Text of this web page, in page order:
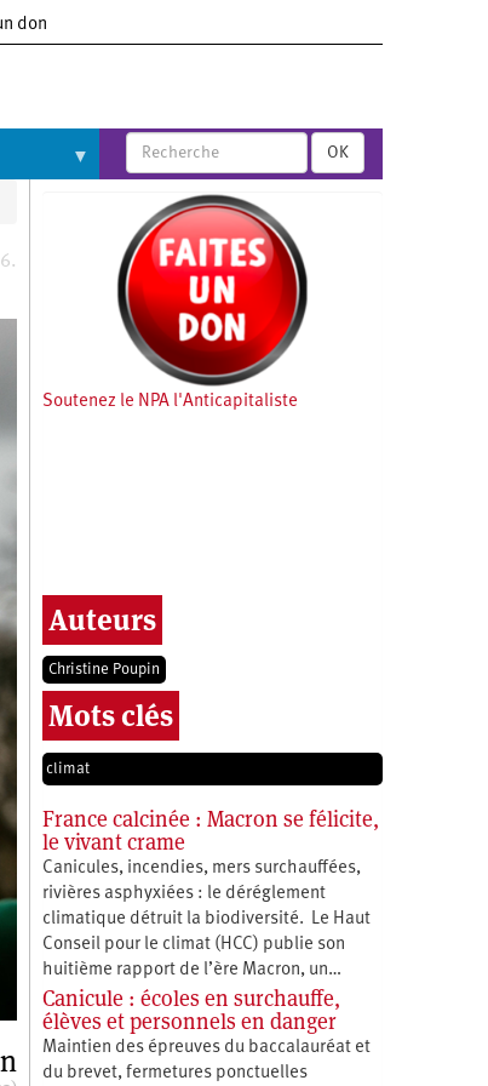
don
OK
Soutenez le NPA l'Anticapitaliste
Auteurs
Christine Poupin
Mots clés
climat
France calcinée : Macron se félicite,
le vivant crame
Canicules, incendies, mers surchauffées,
rivières asphyxiées : le déréglement
climatique détruit la biodiversité. Le Haut
Conseil pour le climat (HCC) publie son
huitième rapport de l’ère Macron, un…
Canicule : écoles en surchauffe,
élèves et personnels en danger
Maintien des épreuves du baccalauréat et
du brevet, fermetures ponctuelles